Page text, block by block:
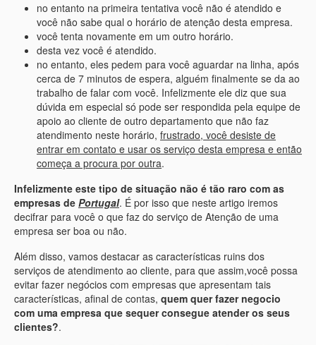
no entanto na primeira tentativa você não é atendido e
você não sabe qual o horário de atenção desta empresa.
você tenta novamente em um outro horário.
desta vez você é atendido.
no entanto, eles pedem para você aguardar na linha, após
cerca de 7 minutos de espera, alguém finalmente se da ao
trabalho de falar com você. Infelizmente ele diz que sua
dúvida em especial só pode ser respondida pela equipe de
apoio ao cliente de outro departamento que não faz
atendimento neste horário, frustrado, você desiste de
entrar em contato e usar os serviço desta empresa e então
começa a procura por outra.
Infelizmente este tipo de situação não é tão raro com as
empresas de Portugal. É por isso que neste artigo iremos
decifrar para você o que faz do serviço de Atenção de uma
empresa ser boa ou não.
Além disso, vamos destacar as características ruins dos
serviços de atendimento ao cliente, para que assim,você possa
evitar fazer negócios com empresas que apresentam tais
características, afinal de contas, quem quer fazer negocio
com uma empresa que sequer consegue atender os seus
clientes?.